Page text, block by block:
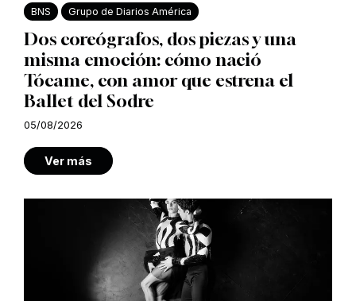
BNS Grupo de Diarios América
Dos coreógrafos, dos piezas y una
misma emoción: cómo nació
Tócame, con amor que estrena el
Ballet del Sodre
05/08/2026
Ver más